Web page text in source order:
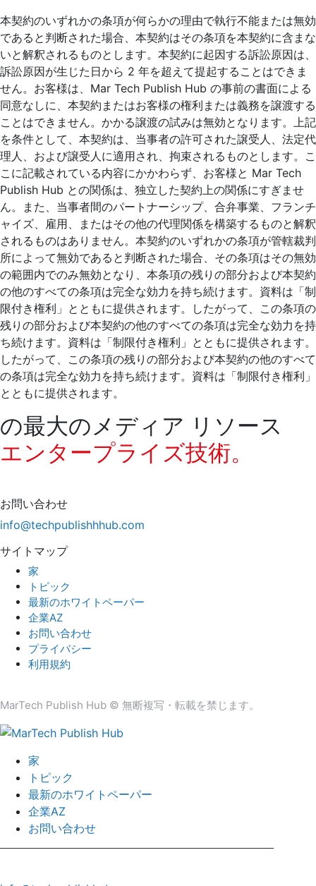
本契約のいずれかの条項が何らかの理由で執行不能または無効
であると判断された場合、本契約はその条項を本契約に含まな
いと解釈されるものとします。本契約に起因する訴訟原因は、
訴訟原因が生じた日から 2 年を超えて提起することはできま
せん。お客様は、Mar Tech Publish Hub の事前の書面による
同意なしに、本契約またはお客様の権利または義務を譲渡する
ことはできません。かかる譲渡の試みは無効となります。上記
を条件として、本契約は、当事者の許可された譲受人、法定代
理人、および譲受人に適用され、拘束されるものとします。こ
こに記載されている内容にかかわらず、お客様と Mar Tech
Publish Hub との関係は、独立した契約上の関係にすぎませ
ん。また、当事者間のパートナーシップ、合弁事業、フランチ
ャイズ、雇用、またはその他の代理関係を構築するものと解釈
されるものはありません。本契約のいずれかの条項が管轄裁判
所によって無効であると判断された場合、その条項はその無効
の範囲内でのみ無効となり、本条項の残りの部分および本契約
の他のすべての条項は完全な効力を持ち続けます。資料は「制
限付き権利」とともに提供されます。したがって、この条項の
残りの部分および本契約の他のすべての条項は完全な効力を持
ち続けます。資料は「制限付き権利」とともに提供されます。
したがって、この条項の残りの部分および本契約の他のすべて
の条項は完全な効力を持ち続けます。資料は「制限付き権利」
とともに提供されます。
の最大のメディア リソース
エンタープライズ技術。
お問い合わせ
info@techpublishhhub.com
サイトマップ
家
トピック
最新のホワイトペーパー
企業AZ
お問い合わせ
プライバシー
利用規約
MarTech Publish Hub © 無断複写・転載を禁じます。
家
トピック
最新のホワイトペーパー
企業AZ
お問い合わせ